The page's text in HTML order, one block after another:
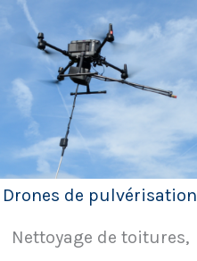
Drones de pulvérisation
Nettoyage de toitures,